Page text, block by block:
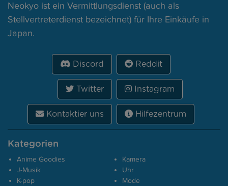
Neokyo ist ein Vermittlungsdienst (auch als
Stellvertreterdienst bezeichnet) für Ihre Einkäufe in
Japan.
Discord Reddit
Twitter Instagram
Kontaktier uns Hilfezentrum
Kategorien
Anime Goodies
J-Musik
K-pop
Kamera
Uhr
Mode